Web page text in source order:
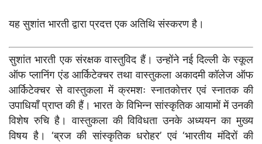
यह सुशांत भारती द्वारा प्रदत्त एक अतिथि संस्करण है।
सुशांत भारती एक संरक्षक वास्तुविद हैं। उन्होंने नई दिल्ली के स्कूल
ऑफ प्लानिंग एंड आर्किटेक्चर तथा वास्तुकला अकादमी कॉलेज ऑफ
आर्किटेक्चर से वास्तुकला में क्रमशः स्नातकोत्तर एवं स्नातक की
उपाधियाँ प्राप्त की हैं। भारत के विभिन्न सांस्कृतिक आयामों में उनकी
विशेष रुचि है। वास्तुकला की विविधता उनके अध्ययन का मुख्य
विषय है। ‘ब्रज की सांस्कृतिक धरोहर’ एवं ‘भारतीय मंदिरों की